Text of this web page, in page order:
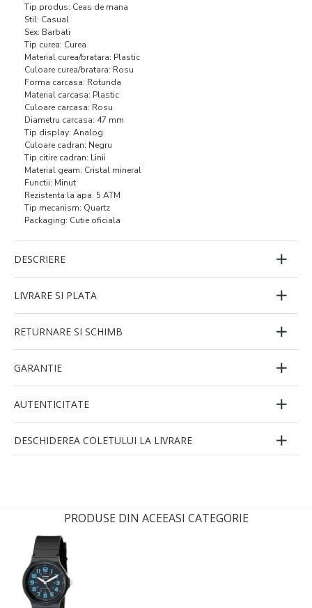
Tip produs: Ceas de mana
Stil: Casual
Sex: Barbati
Tip curea: Curea
Material curea/bratara: Plastic
Culoare curea/bratara: Rosu
Forma carcasa: Rotunda
Material carcasa: Plastic
Culoare carcasa: Rosu
Diametru carcasa: 47 mm
Tip display: Analog
Culoare cadran: Negru
Tip citire cadran: Linii
Material geam: Cristal mineral
Functii: Minut
Rezistenta la apa: 5 ATM
Tip mecanism: Quartz
Packaging: Cutie oficiala
DESCRIERE
LIVRARE SI PLATA
RETURNARE SI SCHIMB
GARANTIE
AUTENTICITATE
DESCHIDEREA COLETULUI LA LIVRARE
PRODUSE DIN ACEEASI CATEGORIE